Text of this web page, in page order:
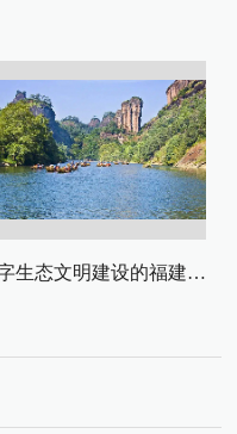
数字生态文明建设的福建路径与启示